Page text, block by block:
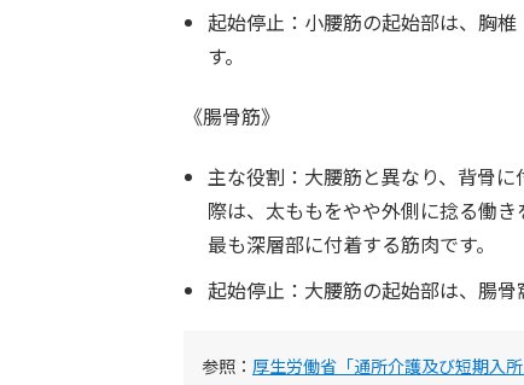
起始停止：小腰筋の起始部は、胸
す。
《腸骨筋》
主な役割：大腰筋と異なり、背骨
際は、太ももをやや外側に捻る働
最も深層部に付着する筋肉です。
起始停止：大腰筋の起始部は、腸骨
参照： 厚生労働省「通所介護及び短期入